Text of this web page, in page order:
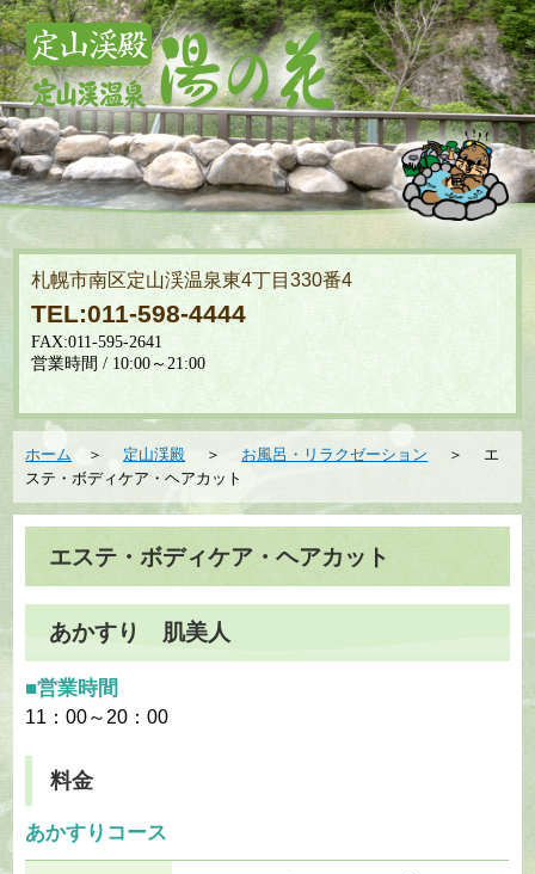
札幌市南区定山渓温泉東4丁目330番4
TEL:011-598-4444
ホーム ＞ 定山渓殿 ＞ お風呂・リラクゼーション ＞ エ
ステ・ボディケア・ヘアカット
エステ・ボディケア・ヘアカット
あかすり 肌美人
■営業時間
11：00～20：00
料金
あかすりコース